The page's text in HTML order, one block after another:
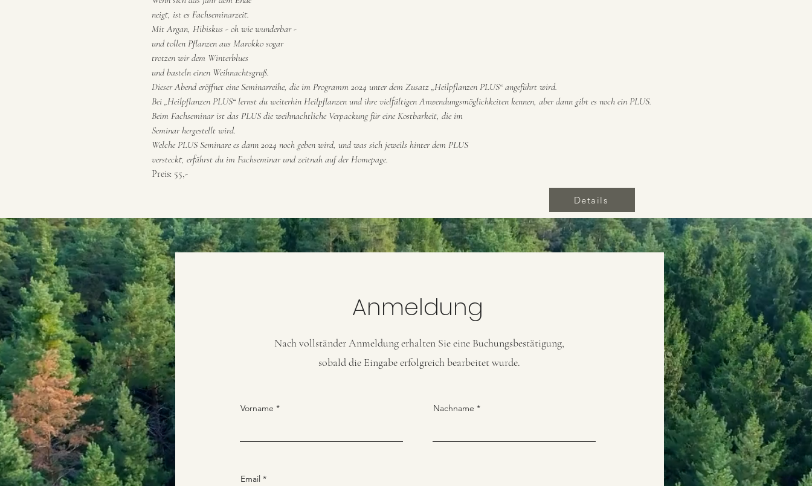
neigt, ist es Fachseminarzeit.
Mit Argan, Hibiskus - oh wie wunderbar -
und tollen Pflanzen aus Marokko sogar
trotzen wir dem Winterblues
und basteln einen Weihnachtsgruß.
Dieser Abend eröffnet eine Seminarreihe, die im Programm 2024 unter dem Zusatz „Heilpflanzen PLUS“ angeführt wird.
Bei „Heilpflanzen PLUS“ lernst du weiterhin Heilpflanzen und ihre vielfältigen Anwendungsmöglichkeiten kennen, aber dann gibt es noch ein PLUS.
Beim Fachseminar ist das PLUS die weihnachtliche Verpackung für eine Kostbarkeit, die im
Seminar hergestellt wird.
Welche PLUS Seminare es dann 2024 noch geben wird, und was sich jeweils hinter dem PLUS
versteckt, erfährst du im Fachseminar und zeitnah auf der Homepage.
Preis: 55,-
Details
Anmeldung
Nach vollständer Anmeldung erhalten Sie eine Buchungsbestätigung,
sobald die Eingabe erfolgreich bearbeitet wurde.
Vorname Nachname
Email